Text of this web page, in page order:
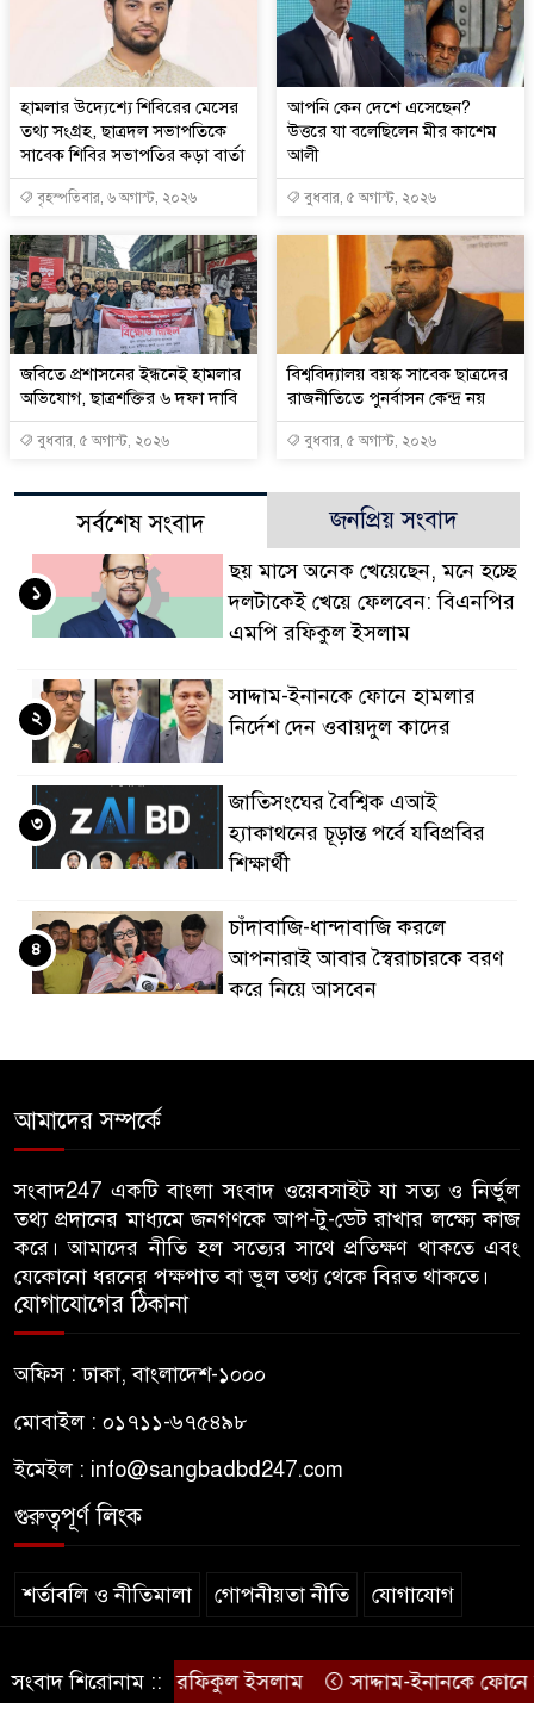
হামলার উদ্যেশ্যে শিবিরের মেসের
তথ্য সংগ্রহ, ছাত্রদল সভাপতিকে
সাবেক শিবির সভাপতির কড়া বার্তা
বৃহস্পতিবার, ৬ অগাস্ট, ২০২৬
আপনি কেন দেশে এসেছেন?
উত্তরে যা বলেছিলেন মীর কাশেম
আলী
বুধবার, ৫ অগাস্ট, ২০২৬
জবিতে প্রশাসনের ইন্ধনেই হামলার
অভিযোগ, ছাত্রশক্তির ৬ দফা দাবি
বুধবার, ৫ অগাস্ট, ২০২৬
বিশ্ববিদ্যালয় বয়স্ক সাবেক ছাত্রদের
রাজনীতিতে পুনর্বাসন কেন্দ্র নয়
বুধবার, ৫ অগাস্ট, ২০২৬
সর্বশেষ সংবাদ জনপ্রিয় সংবাদ
ছয় মাসে অনেক খেয়েছেন, মনে হচ্ছে
দলটাকেই খেয়ে ফেলবেন: বিএনপির
এমপি রফিকুল ইসলাম
১
সাদ্দাম-ইনানকে ফোনে হামলার
নির্দেশ দেন ওবায়দুল কাদের
২
জাতিসংঘের বৈশ্বিক এআই
হ্যাকাথনের চূড়ান্ত পর্বে যবিপ্রবির
শিক্ষার্থী
৩
চাঁদাবাজি-ধান্দাবাজি করলে
আপনারাই আবার স্বৈরাচারকে বরণ
করে নিয়ে আসবেন
৪
জামায়াতের কর্মসূচিতে বিএনপির
হামলা, ভিডিও করায় সাংবাদিককে
মারধর
৬
সাবেক শিবির সভাপতির কড়া বার্তা
৭
জাবির আল-বেরুনী হলে আটক
ছাত্রলীগ কর্মীকে ছেড়ে দিতে জাকসু
৮
উঠলেন আ.লীগ নেতা
৯
আপনি কেন দেশে এসেছেন? উত্তরে
যা বলেছিলেন মীর কাশেম আলী
১০
আমাদের সম্পর্কে
সংবাদ247 একটি বাংলা সংবাদ ওয়েবসাইট যা সত্য ও নির্ভুল
তথ্য প্রদানের মাধ্যমে জনগণকে আপ-টু-ডেট রাখার লক্ষ্যে কাজ
করে। আমাদের নীতি হল সত্যের সাথে প্রতিক্ষণ থাকতে এবং
যেকোনো ধরনের পক্ষপাত বা ভুল তথ্য থেকে বিরত থাকতে।
যোগাযোগের ঠিকানা
অফিস : ঢাকা, বাংলাদেশ-১০০০
মোবাইল : ০১৭১১-৬৭৫৪৯৮
ইমেইল : info@sangbadbd247.com
গুরুত্বপূর্ণ লিংক
শর্তাবলি ও নীতিমালা গোপনীয়তা নীতি যোগাযোগ
© sangbadbd247
.
সংবাদ শিরোনাম ::
বিএনপির এমপি রফিকুল ইসলাম সাদ্দাম-ইনানকে ফোনে